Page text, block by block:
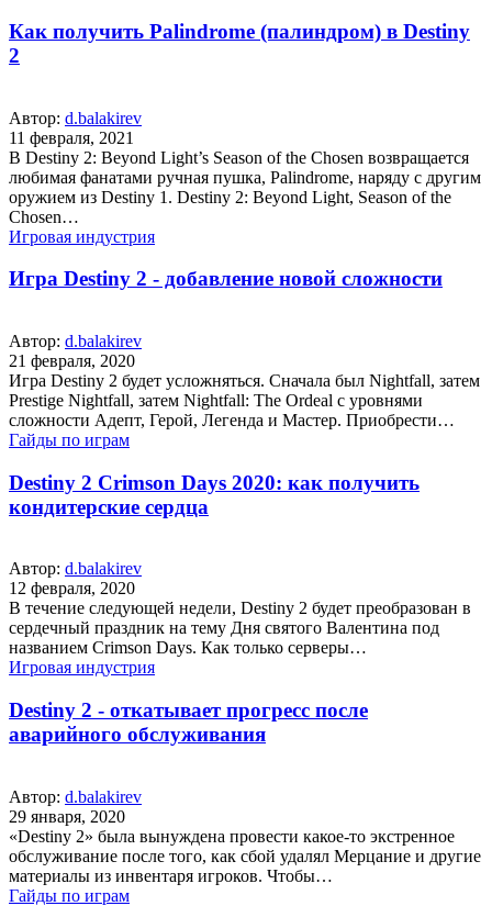
Как получить Palindrome (палиндром) в Destiny
2
Автор: d.balakirev
11 февраля, 2021
В Destiny 2: Beyond Light’s Season of the Chosen возвращается
любимая фанатами ручная пушка, Palindrome, наряду с другим
оружием из Destiny 1. Destiny 2: Beyond Light, Season of the
Chosen…
Игровая индустрия
Игра Destiny 2 - добавление новой сложности
Автор: d.balakirev
21 февраля, 2020
Игра Destiny 2 будет усложняться. Сначала был Nightfall, затем
Prestige Nightfall, затем Nightfall: The Ordeal с уровнями
сложности Адепт, Герой, Легенда и Мастер. Приобрести…
Гайды по играм
Destiny 2 Crimson Days 2020: как получить
кондитерские сердца
Автор: d.balakirev
12 февраля, 2020
В течение следующей недели, Destiny 2 будет преобразован в
сердечный праздник на тему Дня святого Валентина под
названием Crimson Days. Как только серверы…
Игровая индустрия
Destiny 2 - откатывает прогресс после
аварийного обслуживания
Автор: d.balakirev
29 января, 2020
«Destiny 2» была вынуждена провести какое-то экстренное
обслуживание после того, как сбой удалял Мерцание и другие
материалы из инвентаря игроков. Чтобы…
Гайды по играм